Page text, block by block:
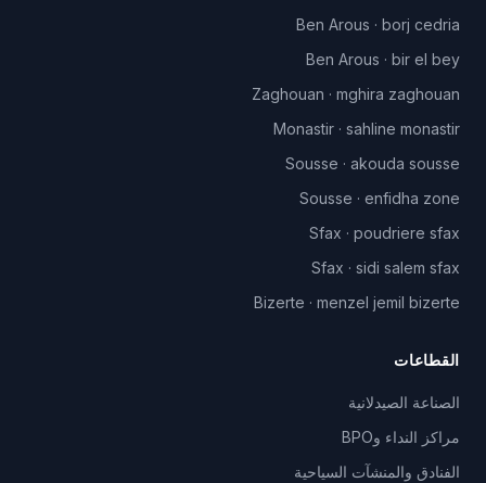
Ben Arous · borj cedria
Ben Arous · bir el bey
Zaghouan · mghira zaghouan
Monastir · sahline monastir
Sousse · akouda sousse
Sousse · enfidha zone
Sfax · poudriere sfax
Sfax · sidi salem sfax
Bizerte · menzel jemil bizerte
القطاعات
الصناعة الصيدلانية
مراكز النداء وBPO
الفنادق والمنشآت السياحية